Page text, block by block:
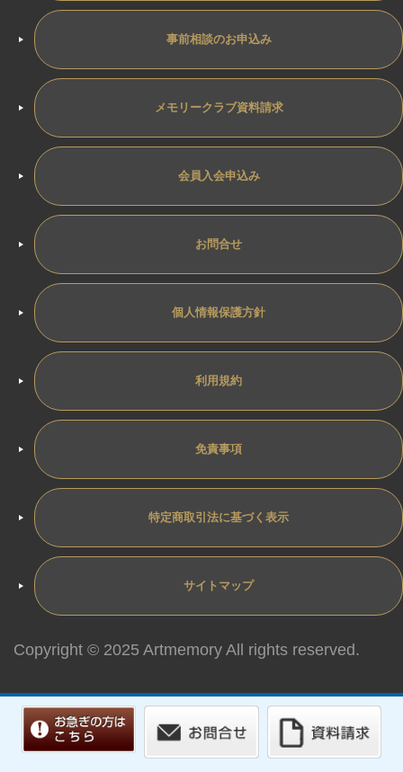
事前相談のお申込み
メモリークラブ資料請求
会員入会申込み
お問合せ
個人情報保護方針
利用規約
免責事項
特定商取引法に基づく表示
サイトマップ
Copyright © 2025 Artmemory All rights reserved.